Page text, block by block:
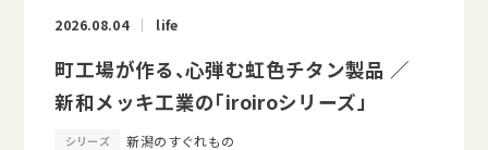
2026.08.04 life
町工場が作る、心弾む虹色チタン製品 ／
新和メッキ工業の「iroiroシリーズ」
シリーズ 新潟のすぐれもの